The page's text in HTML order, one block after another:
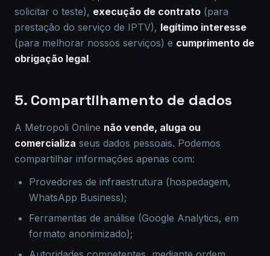
solicitar o teste), execução de contrato (para
prestação do serviço de IPTV), legítimo interesse
(para melhorar nossos serviços) e cumprimento de
obrigação legal.
5. Compartilhamento de dados
A Metropoli Online não vende, aluga ou
comercializa seus dados pessoais. Podemos
compartilhar informações apenas com:
Provedores de infraestrutura (hospedagem,
WhatsApp Business);
Ferramentas de análise (Google Analytics, em
formato anonimizado);